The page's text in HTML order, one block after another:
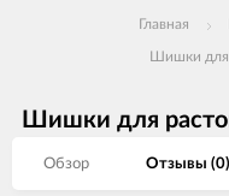
Главная
Шишки для
Шишки для
Обзор Отзывы (0)